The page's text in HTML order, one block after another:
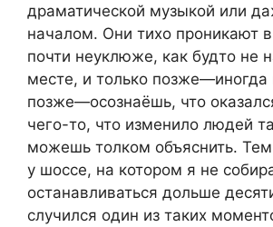
драматической музыкой или
началом. Они тихо проникают
почти неуклюже, как будто не
месте, и только позже—иногда
позже—осознаёшь, что
чего-то, что изменило людей
можешь толком объяснить.
у шоссе, на котором я не
останавливаться дольше
случился один из таких